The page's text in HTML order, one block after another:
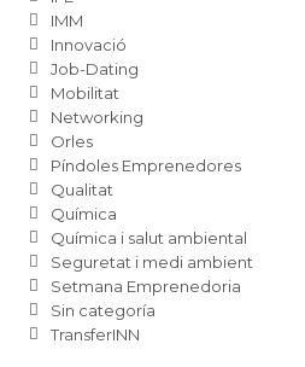
IMM
Innovació
Job-Dating
Mobilitat
Networking
Orles
Píndoles Emprenedores
Qualitat
Química
Química i salut ambiental
Seguretat i medi ambient
Setmana Emprenedoria
Sin categoría
TransferINN